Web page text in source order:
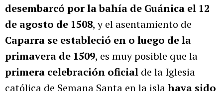
desembarcó por la bahía de Guánica el 12
de agosto de 1508, y el asentamiento de
Caparra se estableció en o luego de la
primavera de 1509, es muy posible que la
primera celebración oficial de la Iglesia
católica de Semana Santa en la isla haya sido